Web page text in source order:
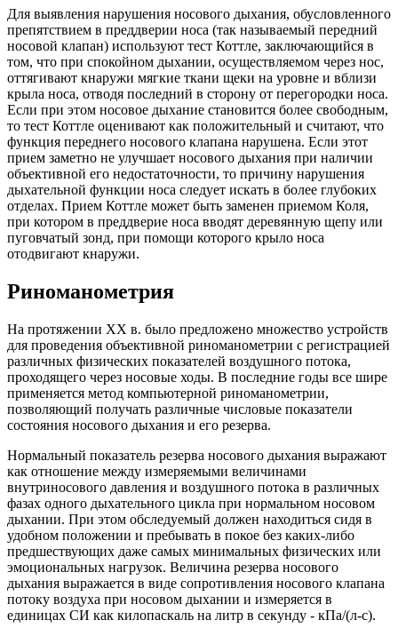
Для выявления нарушения носового дыхания, обусловленного
препятствием в преддверии носа (так называемый передний
носовой клапан) используют тест Коттле, заключающийся в
том, что при спокойном дыхании, осуществляемом через нос,
оттягивают кнаружи мягкие ткани щеки на уровне и вблизи
крыла носа, отводя последний в сторону от перегородки носа.
Если при этом носовое дыхание становится более свободным,
то тест Коттле оценивают как положительный и считают, что
функция переднего носового клапана нарушена. Если этот
прием заметно не улучшает носового дыхания при наличии
объективной его недостаточности, то причину нарушения
дыхательной функции носа следует искать в более глубоких
отделах. Прием Коттле может быть заменен приемом Коля,
при котором в преддверие носа вводят деревянную щепу или
пуговчатый зонд, при помощи которого крыло носа
отодвигают кнаружи.
Риноманометрия
На протяжении XX в. было предложено множество устройств
для проведения объективной риноманометрии с регистрацией
различных физических показателей воздушного потока,
проходящего через носовые ходы. В последние годы все шире
применяется метод компьютерной риноманометрии,
позволяющий получать различные числовые показатели
состояния носового дыхания и его резерва.
Нормальный показатель резерва носового дыхания выражают
как отношение между измеряемыми величинами
внутриносового давления и воздушного потока в различных
фазах одного дыхательного цикла при нормальном носовом
дыхании. При этом обследуемый должен находиться сидя в
удобном положении и пребывать в покое без каких-либо
предшествующих даже самых минимальных физических или
эмоциональных нагрузок. Величина резерва носового
дыхания выражается в виде сопротивления носового клапана
потоку воздуха при носовом дыхании и измеряется в
единицах СИ как килопаскаль на литр в секунду - кПа/(л-с).